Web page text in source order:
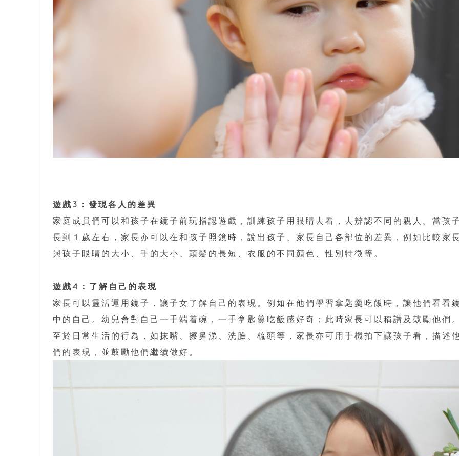
遊戲3：發現各人的差異
家庭成員們可以和孩子在鏡子前玩指認遊戲，訓練孩子用眼睛去看，去辨認不同的親人。當孩子
長到１歲左右，家長亦可以在和孩子照鏡時，說出孩子、家長自己各部位的差異，例如比較家
與孩子眼睛的大小、手的大小、頭髮的長短、衣服的不同顏色、性別特徵等。
遊戲4：了解自己的表現
家長可以靈活運用鏡子，讓子女了解自己的表現。例如在他們學習拿匙羹吃飯時，讓他們看看
中的自己。幼兒會對自己一手端着碗，一手拿匙羹吃飯感好奇；此時家長可以稱讚及鼓勵他們。
至於日常生活的行為，如抹嘴、擦鼻涕、洗臉、梳頭等，家長亦可用手機拍下讓孩子看，描述
們的表現，並鼓勵他們繼續做好。